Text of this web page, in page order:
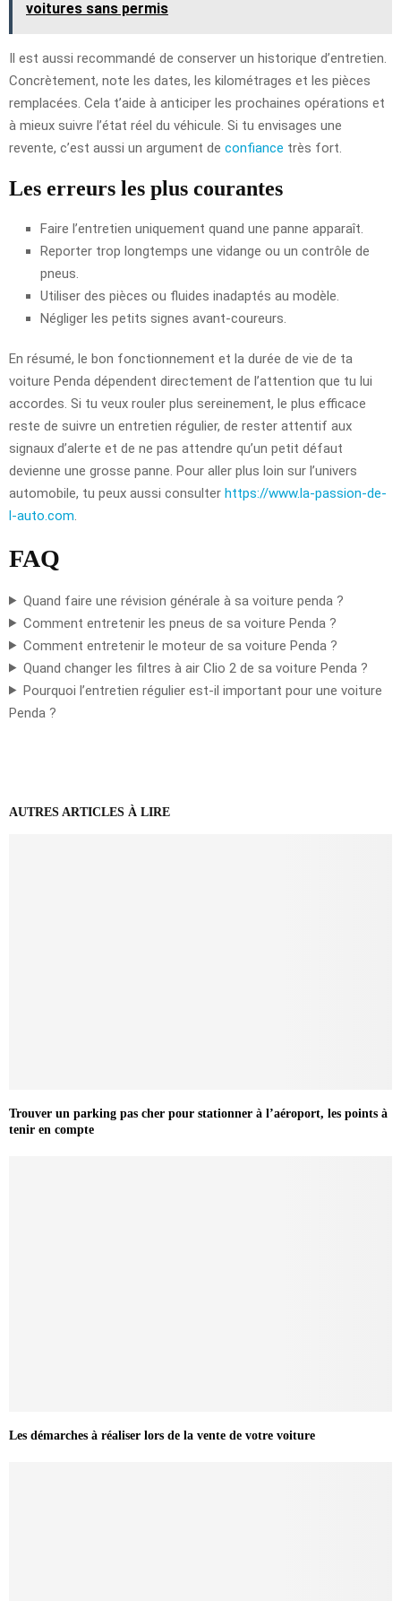
voitures sans permis
Il est aussi recommandé de conserver un historique d’entretien.
Concrètement, note les dates, les kilométrages et les pièces
remplacées. Cela t’aide à anticiper les prochaines opérations et
à mieux suivre l’état réel du véhicule. Si tu envisages une
revente, c’est aussi un argument de confiance très fort.
Les erreurs les plus courantes
Faire l’entretien uniquement quand une panne apparaît.
Reporter trop longtemps une vidange ou un contrôle de
pneus.
Utiliser des pièces ou fluides inadaptés au modèle.
Négliger les petits signes avant-coureurs.
En résumé, le bon fonctionnement et la durée de vie de ta
voiture Penda dépendent directement de l’attention que tu lui
accordes. Si tu veux rouler plus sereinement, le plus efficace
reste de suivre un entretien régulier, de rester attentif aux
signaux d’alerte et de ne pas attendre qu’un petit défaut
devienne une grosse panne. Pour aller plus loin sur l’univers
automobile, tu peux aussi consulter https://www.la-passion-de-
l-auto.com
FAQ
Quand faire une révision générale à sa voiture penda ?
Comment entretenir les pneus de sa voiture Penda ?
Comment entretenir le moteur de sa voiture Penda ?
Quand changer les filtres à air Clio 2 de sa voiture Penda ?
Pourquoi l’entretien régulier est-il important pour une voiture
Penda ?
AUTRES ARTICLES À LIRE
Trouver un parking pas cher pour stationner à l’aéroport, les points à
tenir en compte
Les démarches à réaliser lors de la vente de votre voiture